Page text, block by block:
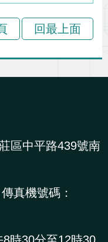
回最上面
區中平路439號南
真機號碼：